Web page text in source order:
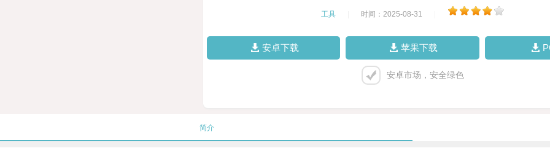
工具 时间：2025-08-31
安卓下载 苹果下载
安卓市场，安全绿色
简介